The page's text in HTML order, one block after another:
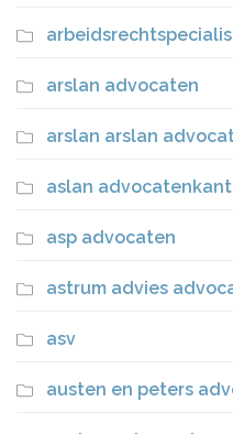
arslan advocaten
arslan arslan
aslan
asp advocaten
astrum advies
asv
austen en peters